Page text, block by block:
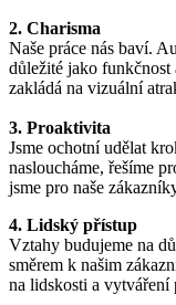
2. Charisma
Naše práce nás baví.
důležité jako funkčnost
zakládá na vizuální
3. Proaktivita
Jsme ochotní udělat
nasloucháme, řešíme
jsme pro naše
4. Lidský přístup
Vztahy budujeme na
směrem k našim
na lidskosti a vytváření